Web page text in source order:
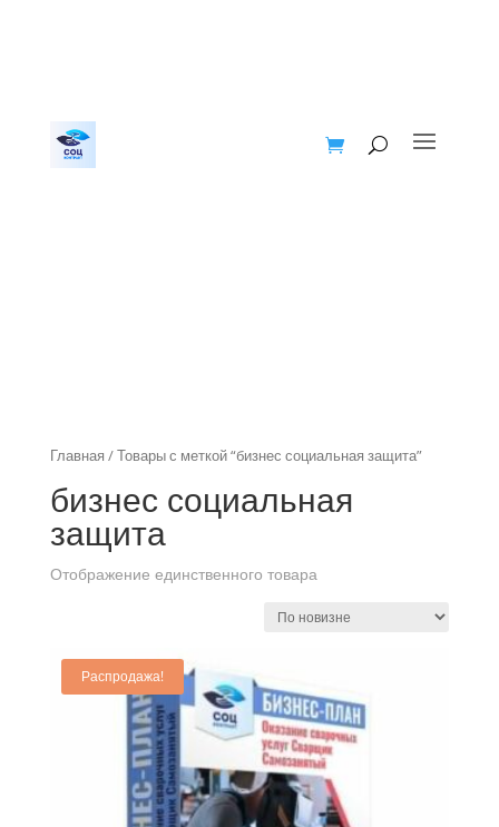
Главная / Товары с меткой “бизнес социальная защита”
бизнес социальная
защита
Отображение единственного товара
Распродажа!